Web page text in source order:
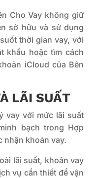
Cho Vay không giữ
sở hữu và sử dụng
thời gian vay, với
khẩu hoặc tìm cách
iCloud của Bên
LÃI SUẤT
vay với mức lãi suất
bạch trong Hợp
nhận khoản vay.
lãi suất, khoản vay
vụ cần thiết để vận